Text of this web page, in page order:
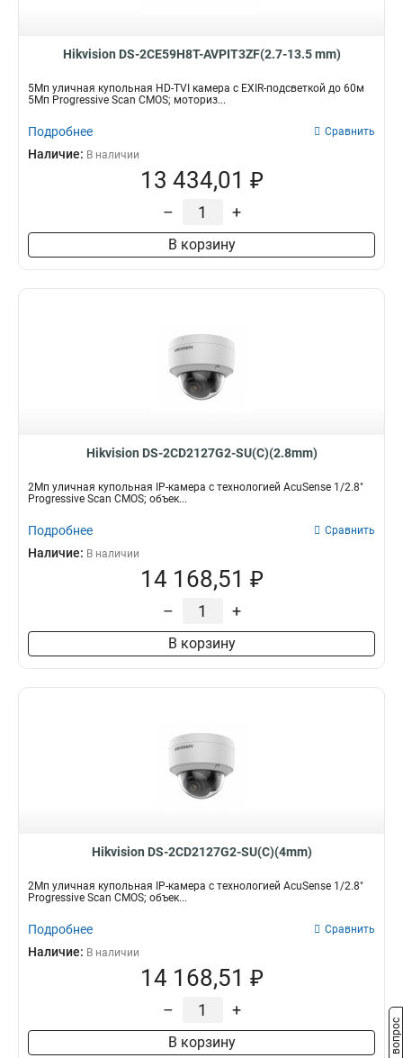
Hikvision DS-2CE59H8T-AVPIT3ZF(2.7-13.5 mm)
5Мп уличная купольная HD-TVI камера с EXIR-подсветкой до 60м
5Мп Progressive Scan CMOS; моториз...
Подробнее Сравнить
Наличие: В наличии
13 434,01 ₽
– +
В корзину
Hikvision DS-2CD2127G2-SU(C)(2.8mm)
2Мп уличная купольная IP-камера с технологией AcuSense 1/2.8"
Progressive Scan CMOS; объек...
Подробнее Сравнить
Наличие: В наличии
14 168,51 ₽
– +
В корзину
Hikvision DS-2CD2127G2-SU(C)(4mm)
2Мп уличная купольная IP-камера с технологией AcuSense 1/2.8"
Progressive Scan CMOS; объек...
Подробнее Сравнить
Наличие: В наличии
14 168,51 ₽
– +
В корзину